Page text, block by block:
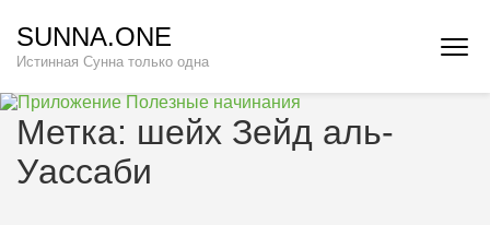
содержимому
(нажмите
Enter)
SUNNA.ONE
Истинная Сунна только одна
Метка: шейх Зейд аль-
Уассаби